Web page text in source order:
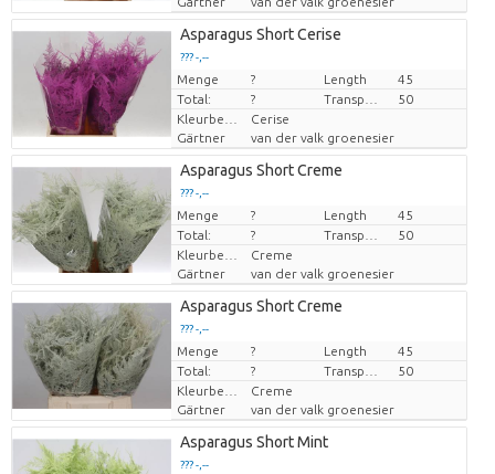
Asparagus Short Cerise
??? -,--
Preis pro Stück
Menge ? Length
45
Total:
?
50
Cerise
Gärtner
van der valk groenesier
Asparagus Short Creme
??? -,--
Preis pro Stück
Menge ? Length
45
Total:
?
50
Creme
Gärtner
van der valk groenesier
Asparagus Short Creme
??? -,--
Preis pro Stück
Menge ? Length
45
Total:
?
50
Creme
Gärtner
van der valk groenesier
Asparagus Short Mint
??? -,--